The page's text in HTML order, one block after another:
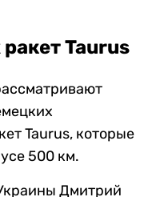
Taurus
Taurus, которые
500 км.
Дмитрий